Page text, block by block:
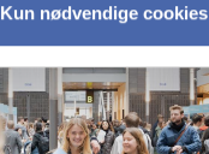
Kun nødvendige cookies